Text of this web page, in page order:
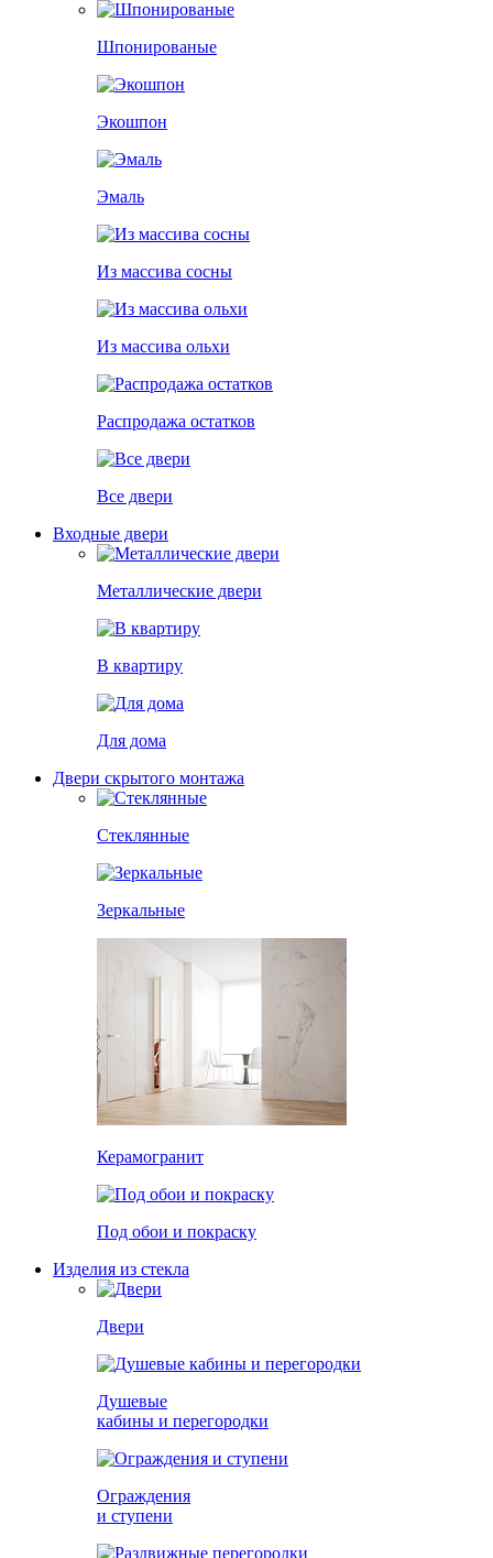
Шпонированые
Экошпон
Эмаль
Из массива сосны
Из массива ольхи
Распродажа остатков
Все двери
Входные двери
Металлические двери
В квартиру
Для дома
Двери скрытого монтажа
Стеклянные
Зеркальные
Керамогранит
Под обои и покраску
Изделия из стекла
Двери
Душевые
кабины и перегородки
Ограждения
и ступени